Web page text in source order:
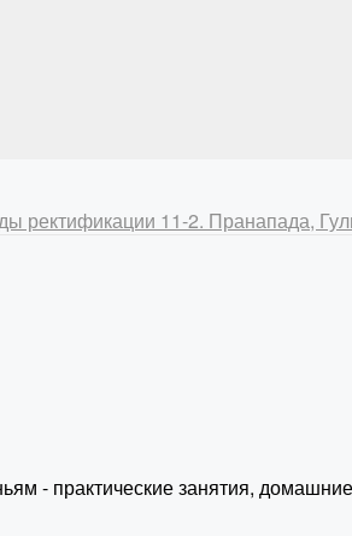
ректификации 11-2. Пранапада,
- практические занятия,